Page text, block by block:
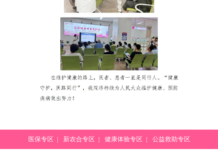
医保专区 | 新农合专区 | 健康体验专区 | 公益救助专区